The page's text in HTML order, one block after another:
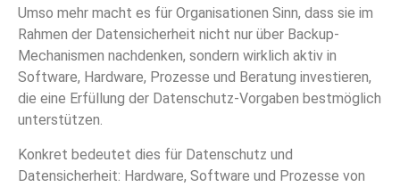
Umso mehr macht es für Organisationen Sinn, dass sie im
Rahmen der Datensicherheit nicht nur über Backup-
Mechanismen nachdenken, sondern wirklich aktiv in
Software, Hardware, Prozesse und Beratung investieren,
die eine Erfüllung der Datenschutz-Vorgaben bestmöglich
unterstützen.
Konkret bedeutet dies für Datenschutz und
Datensicherheit: Hardware, Software und Prozesse von